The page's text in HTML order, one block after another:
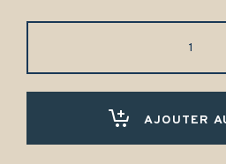
AJOUTER